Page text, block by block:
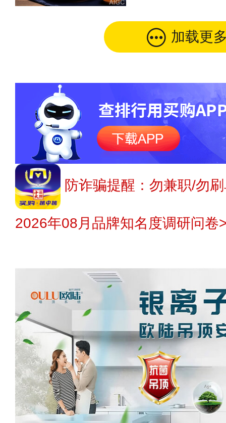
加载更
防诈骗提醒：勿兼职/勿
2026年08月品牌知名度调研问卷